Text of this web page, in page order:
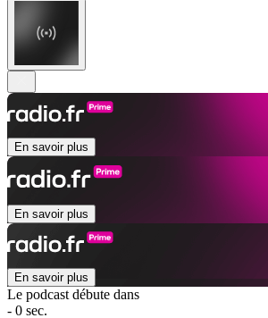
En savoir plus
En savoir plus
En savoir plus
Le podcast débute dans
- 0 sec.